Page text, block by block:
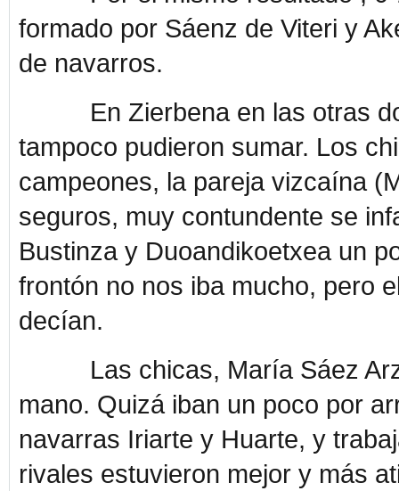
formado por Sáenz de Viteri y
de navarros.
En Zierbena en las otras
tampoco pudieron sumar. Los
campeones, la pareja vizcaína
seguros, muy contundente se
Bustinza y Duoandikoetxea un
frontón no nos iba mucho, pero
decían.
Las chicas, María Sáez
mano. Quizá iban un poco por
navarras Iriarte y Huarte, y
rivales estuvieron mejor y más